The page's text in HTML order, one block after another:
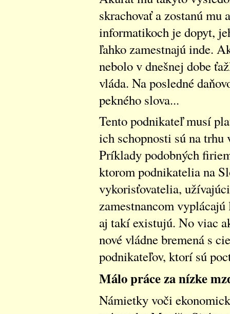
skrachovať a zostanú mu
informatikoch je dopyt,
ľahko zamestnajú inde.
nebolo v dnešnej dobe
vláda. Na posledné
pekného slova...
Tento podnikateľ musí
ich schopnosti sú na trhu
Príklady podobných
ktorom podnikatelia na
vykorisťovatelia,
zamestnancom
aj takí existujú. No viac
nové vládne bremená s
podnikateľov, ktorí sú
Málo práce za nízke
Námietky voči